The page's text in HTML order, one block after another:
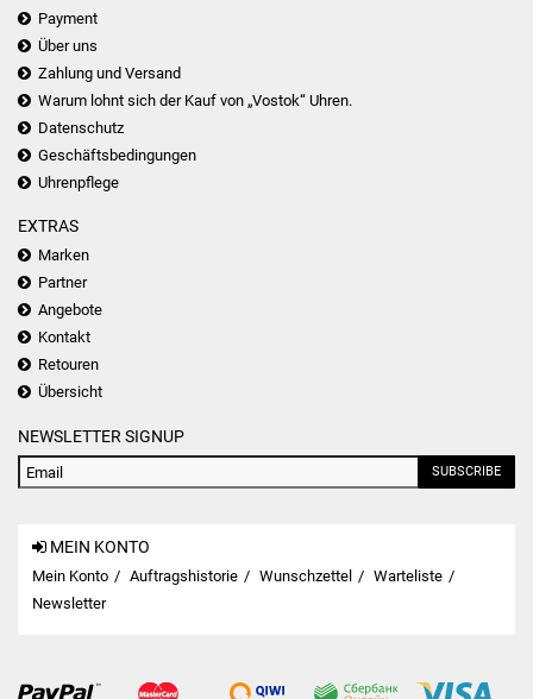
Payment
Über uns
Zahlung und Versand
Warum lohnt sich der Kauf von „Vostok“ Uhren.
Datenschutz
Geschäftsbedingungen
Uhrenpflege
EXTRAS
Marken
Partner
Angebote
Kontakt
Retouren
Übersicht
NEWSLETTER SIGNUP
SUBSCRIBE
MEIN KONTO
Mein Konto Auftragshistorie Wunschzettel
Warteliste
Newsletter